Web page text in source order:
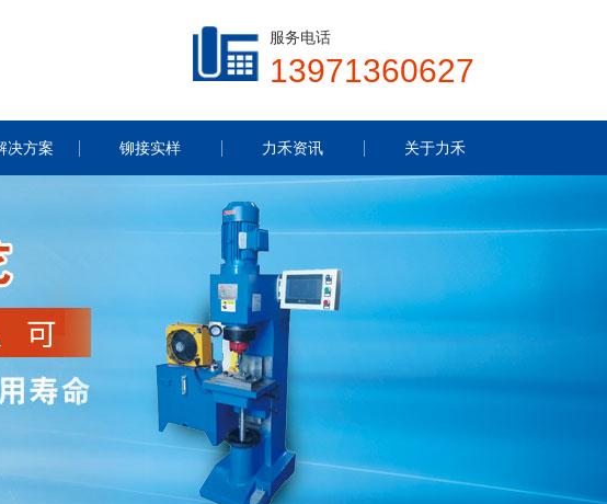
服务电话
13971360627
决方案 铆接实样 力禾资讯 关于力禾